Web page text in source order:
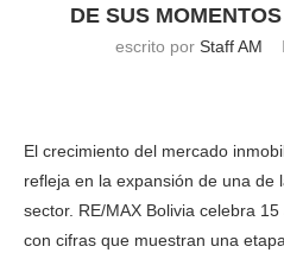
DE SUS
escrito por Staff AM
El crecimiento del mercado
refleja en la expansión de una de
sector. RE/MAX Bolivia celebra
con cifras que muestran una